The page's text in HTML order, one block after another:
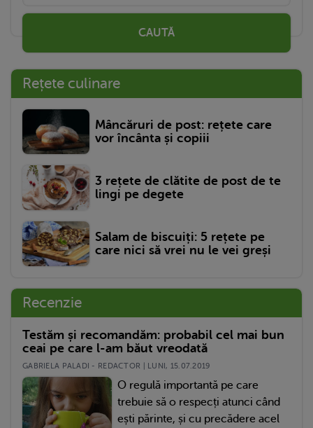
CAUTĂ
Rețete culinare
Mâncăruri de post: rețete care
vor încânta și copiii
3 rețete de clătite de post de te
lingi pe degete
Salam de biscuiți: 5 rețete pe
care nici să vrei nu le vei greși
Recenzie
Testăm și recomandăm: probabil cel mai bun
ceai pe care l-am băut vreodată
GABRIELA PALADI - REDACTOR | LUNI, 15.07.2019
O regulă importantă pe care
trebuie să o respecți atunci când
ești părinte, și cu precădere acel